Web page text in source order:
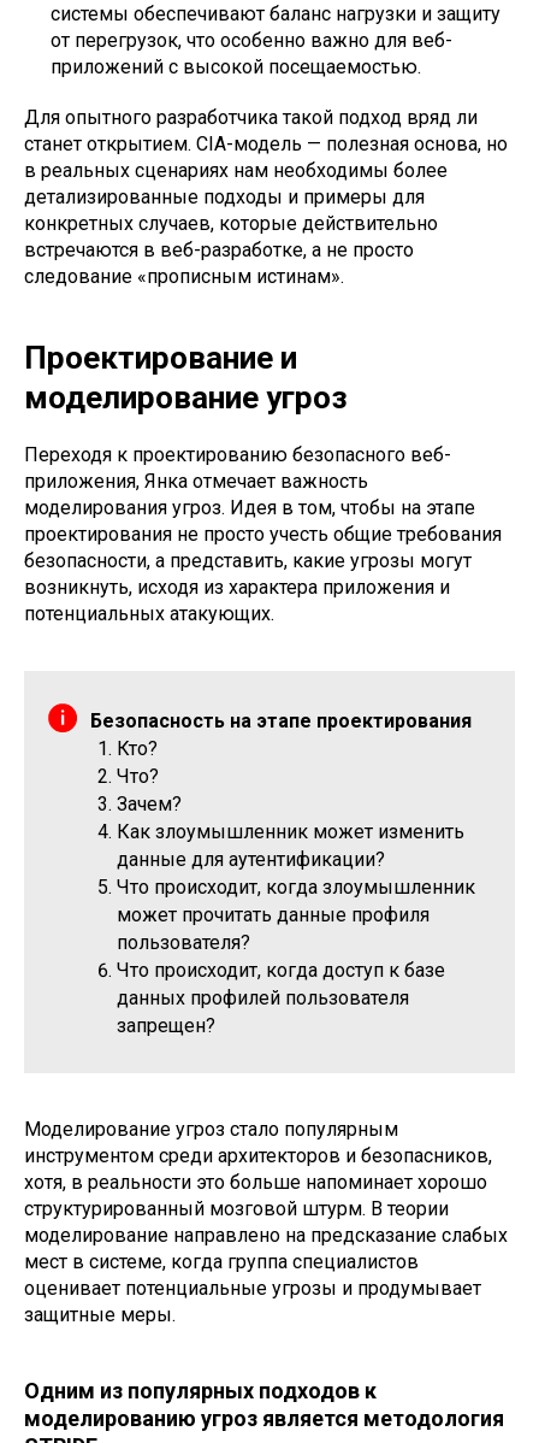
системы обеспечивают баланс нагрузки и защиту
от перегрузок, что особенно важно для веб-
приложений с высокой посещаемостью.
Для опытного разработчика такой подход вряд ли
станет открытием. CIA-модель — полезная основа, но
в реальных сценариях нам необходимы более
детализированные подходы и примеры для
конкретных случаев, которые действительно
встречаются в веб-разработке, а не просто
следование «прописным истинам».
Проектирование и
моделирование угроз
Переходя к проектированию безопасного веб-
приложения, Янка отмечает важность
моделирования угроз. Идея в том, чтобы на этапе
проектирования не просто учесть общие требования
безопасности, а представить, какие угрозы могут
возникнуть, исходя из характера приложения и
потенциальных атакующих.
Безопасность на этапе проектирования
Кто?
Что?
Зачем?
Как злоумышленник может изменить
данные для аутентификации?
Что происходит, когда злоумышленник
может прочитать данные профиля
пользователя?
Что происходит, когда доступ к базе
данных профилей пользователя
запрещен?
Моделирование угроз стало популярным
инструментом среди архитекторов и безопасников,
хотя, в реальности это больше напоминает хорошо
структурированный мозговой штурм. В теории
моделирование направлено на предсказание слабых
мест в системе, когда группа специалистов
оценивает потенциальные угрозы и продумывает
защитные меры.
Одним из популярных подходов к
моделированию угроз является методология